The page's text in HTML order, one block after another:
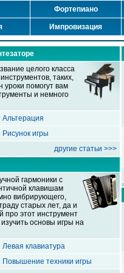
Фортепиано
Импровизация
целого класса
таких,
помогут вам
и немного
Альтерация
Рисунок игры
другие статьи >>>
гармоники с
клавишам
вибрирующего,
старых лет, да и
про этот инструмент
основы игры на
Левая клавиатура
Повышение техники игры